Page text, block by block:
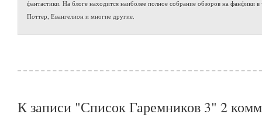
фантастики. На блоге находится наиболее полное собрание обзоров на фанфики
Поттер, Евангелион и многие другие.
К записи "Список Гаремников 3" 2